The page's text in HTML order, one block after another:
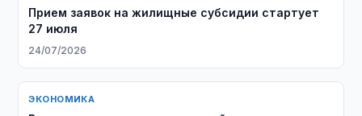
Прием заявок на жилищные субсидии стартует
27 июля
24/07/2026
ЭКОНОМИКА